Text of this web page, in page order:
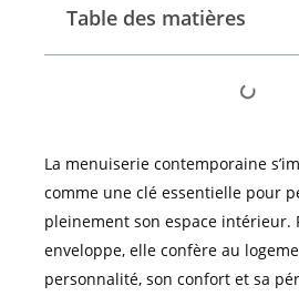
Table des matières
La menuiserie contemporaine
comme une clé essentielle pour
pleinement son espace intérieur.
enveloppe, elle confère au
personnalité, son confort et sa